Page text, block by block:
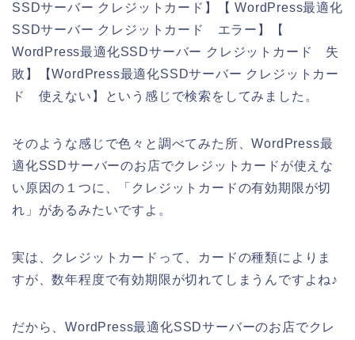
SSDサーバー クレジットカード】【 WordPress最適化
SSDサーバー クレジットカード エラー】【
WordPress最適化SSDサーバー クレジットカード 失
敗】【WordPress最適化SSDサーバー クレジットカー
ド 使えない】という感じで検索をしてみました。
そのような感じで色々と調べてみた所、WordPress最
適化SSDサーバーのお店でクレジットカードが使えな
い原因の１つに、「クレジットカードの有効期限が切
れ」があるみたいですよ。
実は、クレジットカードって、カードの種類によりま
すが、数年程度で有効期限が切れてしまうんですよね♪
だから、WordPress最適化SSDサーバーのお店でクレ